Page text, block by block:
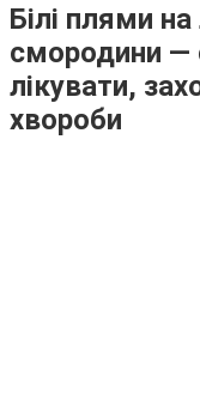
Білі плями
смородини —
лікувати,
хвороби